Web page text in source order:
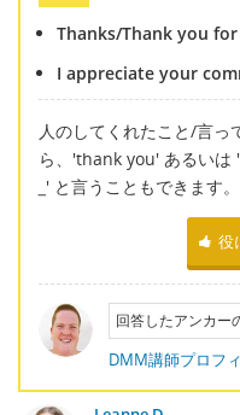
Thanks/Thank you
I appreciate your
人のしてくれたこと/言っ
ら、'thank you' あるい
' と言うこともできます。
役
回答したアンカー
DMM講師プロフ